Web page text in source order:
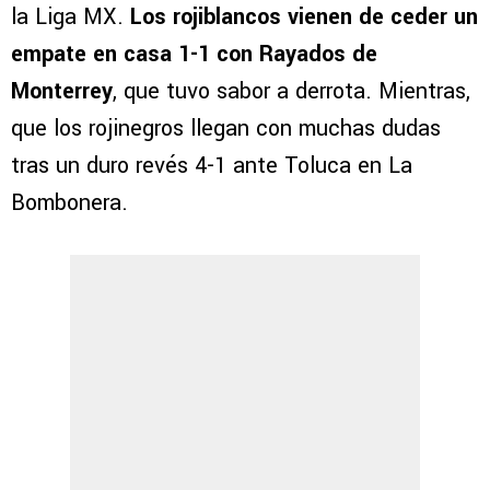
la Liga MX. Los rojiblancos vienen de ceder un
empate en casa 1-1 con Rayados de
Monterrey, que tuvo sabor a derrota. Mientras,
que los rojinegros llegan con muchas dudas
tras un duro revés 4-1 ante Toluca en La
Bombonera.